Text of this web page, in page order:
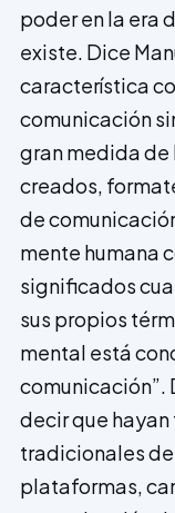
poder en la era
existe. Dice
característica
comunicación
gran medida de
creados,
de
mente humana
significados
sus propios
mental está
comunicación”.
decir que
tradicionales
plataformas,